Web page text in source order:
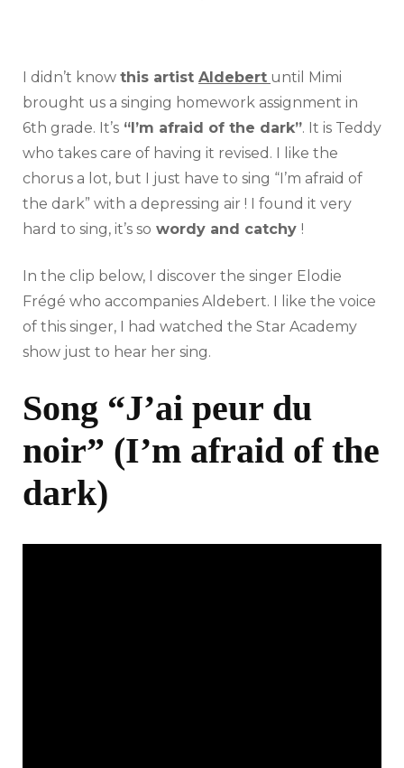
I didn’t know this artist Aldebert until Mimi
brought us a singing homework assignment in
6th grade. It’s “I’m afraid of the dark”. It is Teddy
who takes care of having it revised. I like the
chorus a lot, but I just have to sing “I’m afraid of
the dark” with a depressing air ! I found it very
hard to sing, it’s so wordy and catchy !
In the clip below, I discover the singer Elodie
Frégé who accompanies Aldebert. I like the voice
of this singer, I had watched the Star Academy
show just to hear her sing.
Song “J’ai peur du
noir” (I’m afraid of the
dark)